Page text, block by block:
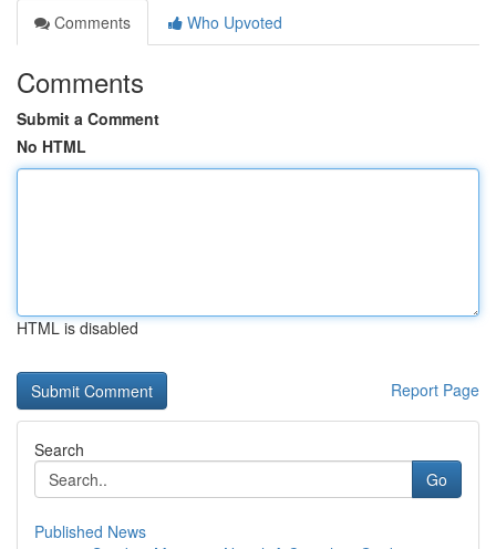
Comments
Who Upvoted
Comments
Submit a Comment
No HTML
HTML is disabled
Report Page
Search
Go
Published News